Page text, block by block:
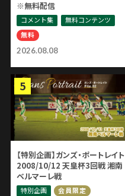
2026.08.08
※無料配信
コメント集
無料コンテンツ
無料
【特別企画】ガンズ・ポートレイト
2008/10/12 天皇杯3回戦 湘南
ベルマーレ戦
特別企画 会員限定